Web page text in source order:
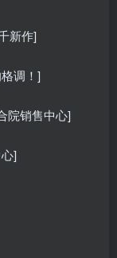
新作]
调！]
院销售中心]
]